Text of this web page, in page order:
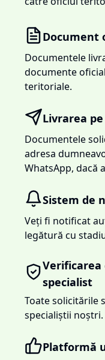
Document
Documentele
documente
teritoriale.
Livrarea
Documentele
adresa
WhatsApp, dacă
Sistem de
Veți fi notificat
legătură cu
Verificarea
specialist
Toate solicitările
specialiștii noștri.
Platformă